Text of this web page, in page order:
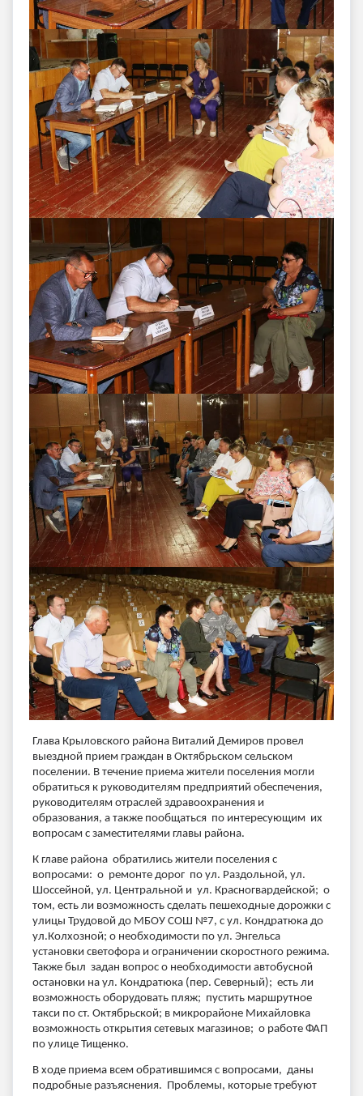
Глава Крыловского района Виталий Демиров провел
выездной прием граждан в Октябрьском сельском
поселении. В течение приема жители поселения могли
обратиться к руководителям предприятий обеспечения,
руководителям отраслей здравоохранения и
образования, а также пообщаться по интересующим их
вопросам с заместителями главы района.
К главе района обратились жители поселения с
вопросами: о ремонте дорог по ул. Раздольной, ул.
Шоссейной, ул. Центральной и ул. Красногвардейской; о
том, есть ли возможность сделать пешеходные дорожки с
улицы Трудовой до МБОУ СОШ №7, с ул. Кондратюка до
ул.Колхозной; о необходимости по ул. Энгельса
установки светофора и ограничении скоростного режима.
Также был задан вопрос о необходимости автобусной
остановки на ул. Кондратюка (пер. Северный); есть ли
возможность оборудовать пляж; пустить маршрутное
такси по ст. Октябрьской; в микрорайоне Михайловка
возможность открытия сетевых магазинов; о работе ФАП
по улице Тищенко.
В ходе приема всем обратившимся с вопросами, даны
подробные разъяснения. Проблемы, которые требуют